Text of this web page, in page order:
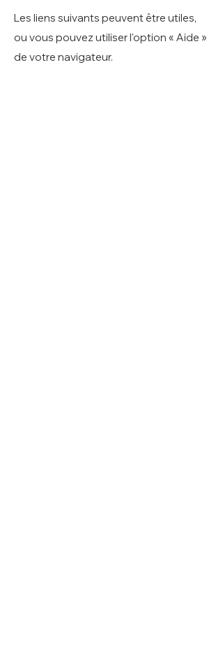
Les liens suivants peuvent être utiles,
ou vous pouvez utiliser l'option « Aide »
de votre navigateur.